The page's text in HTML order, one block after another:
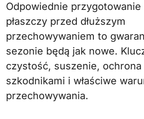
Odpowiednie
płaszczy przed dłuższym
przechowywaniem to
sezonie będą jak nowe.
czystość, suszenie, ochrona
szkodnikami i właściwe
przechowywania.